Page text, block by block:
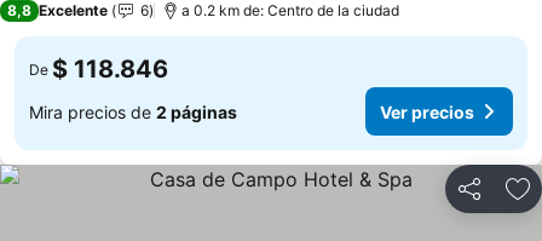
8,8 Excelente 6 a 0.2 km de: Centro de la ciudad
De $ 118.846
Mira precios de 2 páginas Ver precios
Compartir